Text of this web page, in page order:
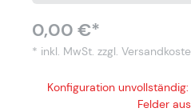
0,00 €*
* inkl. MwSt. zzgl.
Konfiguration
Felder